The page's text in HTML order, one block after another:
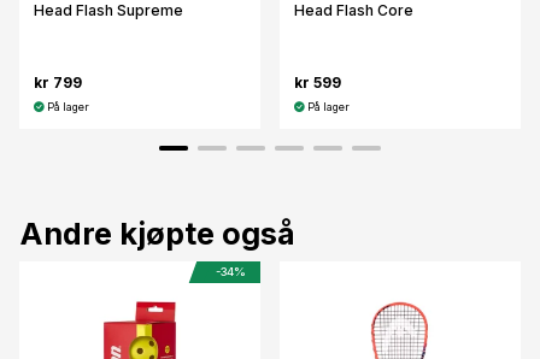
Head Flash Supreme
kr 799
På lager
Head Flash Core
kr 599
På lager
Andre kjøpte også
-34%